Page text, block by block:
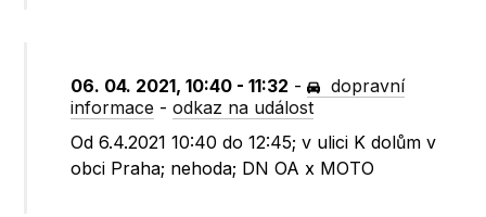
06. 04. 2021, 10:40 - 11:32 -
dopravní
informace -odkaz na událost
Od 6.4.2021 10:40 do 12:45; v ulici K dolům v
obci Praha; nehoda; DN OA x MOTO